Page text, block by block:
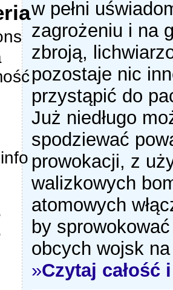
w pełni
zagrożeniu i na
zbroją,
pozostaje nic
przystąpić do
Już niedługo
spodziewać
prowokacji, z
walizkowych
atomowych
by
obcych wojsk
»Czytaj